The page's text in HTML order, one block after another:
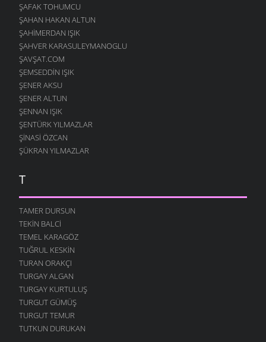
ŞAFAK TOHUMCU
ŞAHAN HAKAN ALTUN
ŞAHIMERDAN IŞIK
ŞAHVER KARASULEYMANOGLU
ŞAVŞAT.COM
ŞEMSEDDIN IŞIK
ŞENER AKSU
ŞENER ALTUN
ŞENNAN IŞIK
ŞENTÜRK YILMAZLAR
ŞINASI ÖZCAN
ŞÜKRAN YILMAZLAR
T
TAMER DURSUN
TEKIN BALCI
TEMEL KARAGÖZ
TUĞRUL KESKIN
TURAN ORAKÇI
TURGAY ALGAN
TURGAY KURTULUŞ
TURGUT GÜMÜŞ
TURGUT TEMUR
TUTKUN DURUKAN